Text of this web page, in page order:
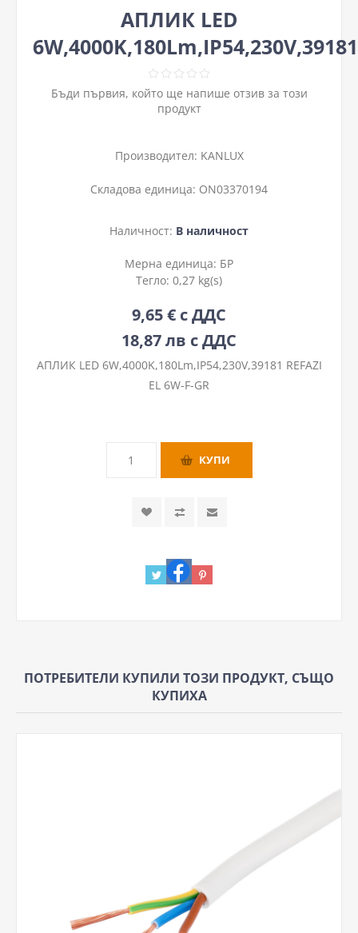
АПЛИК LED
6W,4000K,180Lm,IP54,230V,39181
Бъди първия, който ще напише отзив за този
продукт
Производител: KANLUX
Складова единица: ON03370194
Наличност: В наличност
Мерна единица: БР
Тегло: 0,27 kg(s)
9,65 € с ДДС
18,87 лв с ДДС
АПЛИК LED 6W,4000K,180Lm,IP54,230V,39181 REFAZI
EL 6W-F-GR
ПОТРЕБИТЕЛИ КУПИЛИ ТОЗИ ПРОДУКТ, СЪЩО
КУПИХА